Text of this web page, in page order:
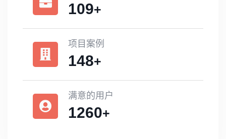
109+
项目案例
148+
满意的用户
1260+